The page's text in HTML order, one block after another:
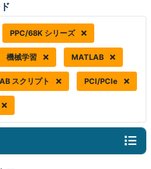
PPC/68K シリーズ
機械学習 MATLAB
スクリプト PCI/PCIe